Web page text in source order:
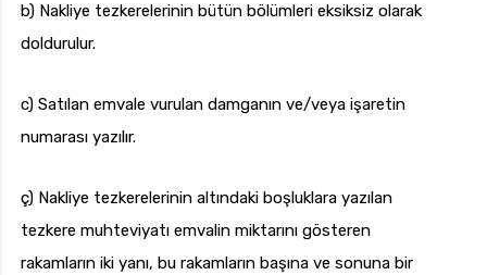
b) Nakliye tezkerelerinin bütün bölümleri eksiksiz olarak
doldurulur.
c) Satılan emvale vurulan damganın ve/veya işaretin
numarası yazılır.
ç) Nakliye tezkerelerinin altındaki boşluklara yazılan
tezkere muhteviyatı emvalin miktarını gösteren
rakamların iki yanı, bu rakamların başına ve sonuna bir